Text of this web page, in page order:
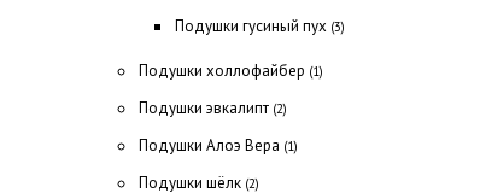
Подушки гусиный пух (3)
Подушки холлофайбер (1)
Подушки эвкалипт (2)
Подушки Алоэ Вера (1)
Подушки шёлк (2)